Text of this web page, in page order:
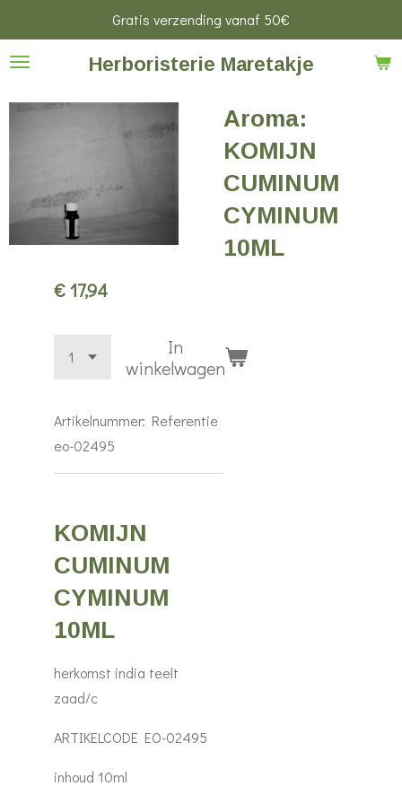
naar
Herboristerie Maretakje
Gratis verzending vanaf 50€
Aroma:
KOMIJN
CUMINUM
CYMINUM
10ML
€ 17,94
In
winkelwagen
Artikelnummer: Referentie
eo-02495
KOMIJN
CUMINUM
CYMINUM
10ML
herkomst india teelt
zaad/c
ARTIKELCODE EO-02495
inhoud 10ml